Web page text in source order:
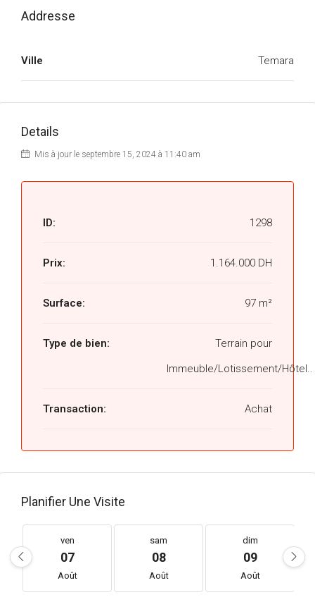
Addresse
Ville Temara
Details
Mis à jour le septembre 15, 2024 à 11:40 am
ID: 1298
Prix: 1.164.000 DH
Surface: 97 m²
Type de bien:
Terrain pour
Immeuble/Lotissement/Hôtel..
Transaction: Achat
Planifier Une Visite
ven
07
Août
sam
08
Août
dim
09
Août